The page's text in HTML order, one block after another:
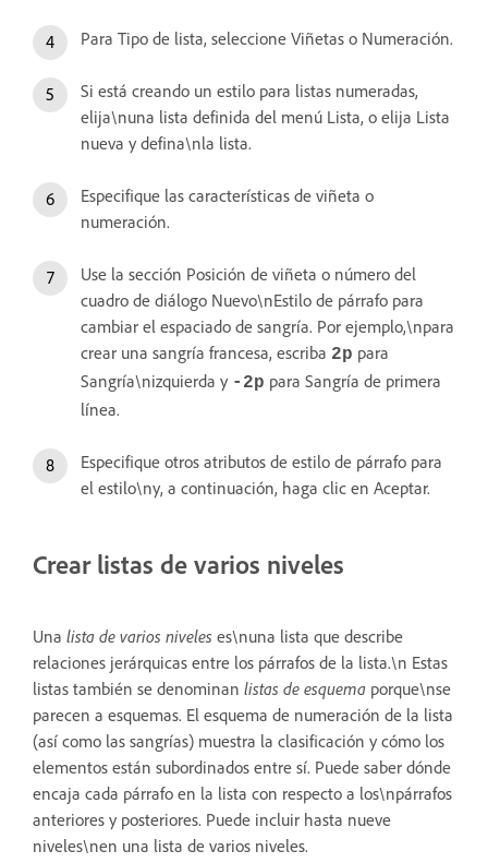
Para Tipo de lista, seleccione Viñetas o Numeración.
Si está creando un estilo para listas numeradas,
elija\nuna lista definida del menú Lista, o elija Lista
nueva y defina\nla lista.
Especifique las características de viñeta o
numeración.
Use la sección Posición de viñeta o número del
cuadro de diálogo Nuevo\nEstilo de párrafo para
cambiar el espaciado de sangría. Por ejemplo,\npara
crear una sangría francesa, escriba 2p para
Sangría\nizquierda y ‑2p para Sangría de primera
línea.
Especifique otros atributos de estilo de párrafo para
el estilo\ny, a continuación, haga clic en Aceptar.
Crear listas de varios niveles
Una lista de varios niveles es\nuna lista que describe
relaciones jerárquicas entre los párrafos de la lista.\n Estas
listas también se denominan listas de esquema porque\nse
parecen a esquemas. El esquema de numeración de la lista
(así como las sangrías) muestra la clasificación y cómo los
elementos están subordinados entre sí. Puede saber dónde
encaja cada párrafo en la lista con respecto a los\npárrafos
anteriores y posteriores. Puede incluir hasta nueve
niveles\nen una lista de varios niveles.